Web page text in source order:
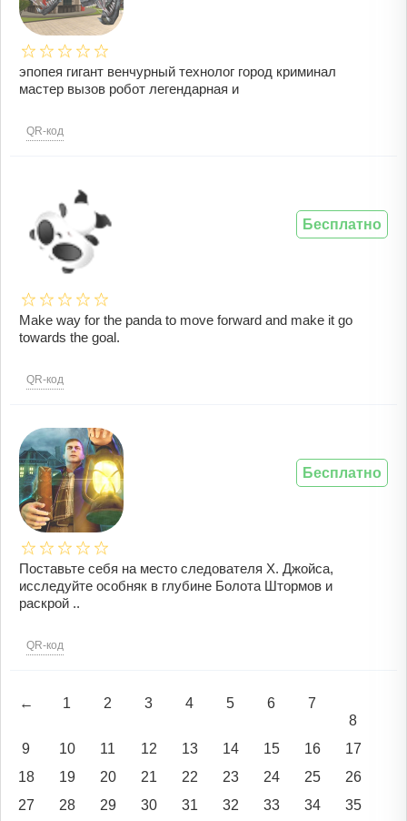
эпопея гигант венчурный технолог город криминал
мастер вызов робот легендарная и
QR-код
Make way for the panda to move forward and make it go
towards the goal.
QR-код
Бесплатно
Поставьте себя на место следователя Х. Джойса,
исследуйте особняк в глубине Болота Штормов и
раскрой ..
QR-код
Бесплатно
← 1 2 3 4 5 6
7
8
9
10 11 12 13 14 15 16
17
18
19 20 21 22 23 24 25
26
27
28 29 30 31 32 33 34 35